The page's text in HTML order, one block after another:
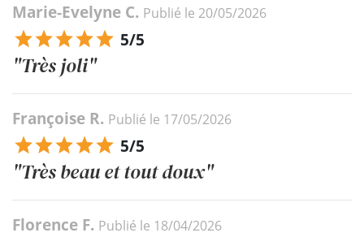
Marie-Evelyne C. Publié le 20/05/2026
5/5
"Très joli"
Françoise R. Publié le 17/05/2026
5/5
"Très beau et tout doux"
Florence F. Publié le 18/04/2026